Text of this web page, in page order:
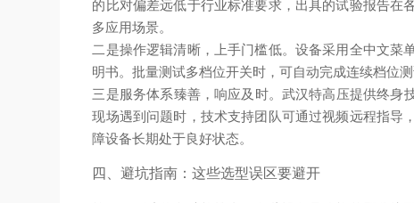
的比对偏差远低于行业标准要求，出具的试验报告在
多应用场景。
二是操作逻辑清晰，上手门槛低。设备采用全中文
明书。批量测试多档位开关时，可自动完成连续档位
三是服务体系臻善，响应及时。武汉特高压提供终身
现场遇到问题时，技术支持团队可通过视频远程指导
障设备长期处于良好状态。
四、避坑指南：这些选型误区要避开